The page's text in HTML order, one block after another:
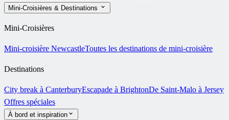
Mini-Croisières & Destinations
Mini-Croisières
Mini-croisière NewcastleToutes les destinations de mini-croisière
Destinations
City break à CanterburyEscapade à BrightonDe Saint-Malo à Jersey
Offres spéciales
À bord et inspiration